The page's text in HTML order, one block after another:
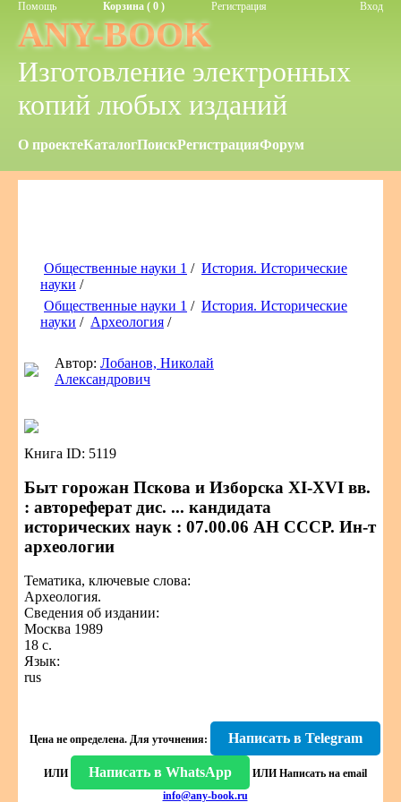
Помощь Корзина ( 0 ) Регистрация Вход
ANY-BOOK
Изготовление электронных
копий любых изданий
О проектеКаталогПоискРегистрацияФорум
Общественные науки 1 / История. Исторические
науки /
Общественные науки 1 / История. Исторические
науки / Археология /
Автор: Лобанов, Николай
Александрович
Книга ID: 5119
Быт горожан Пскова и Изборска XI-XVI вв.
: автореферат дис. ... кандидата
исторических наук : 07.00.06 АН СССР. Ин-т
археологии
Тематика, ключевые слова:
Археология.
Сведения об издании:
Москва 1989
18 с.
Язык:
rus
Цена не определена. Для уточнения: Написать в Telegram
ИЛИ Написать в WhatsApp ИЛИ Написать на email
info@any-book.ru